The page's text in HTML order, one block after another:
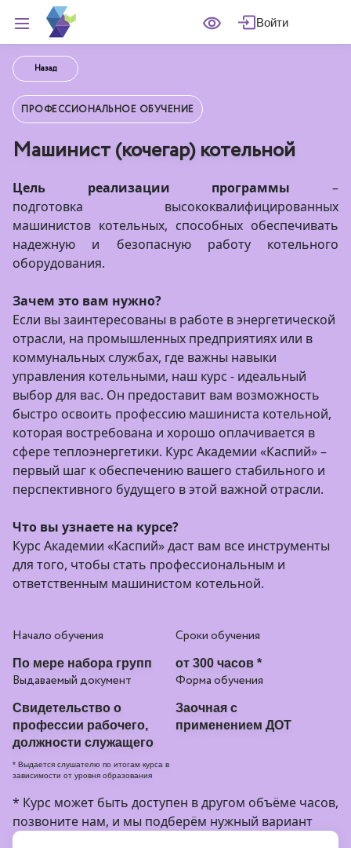
Войти
Назад
ПРОФЕССИОНАЛЬНОЕ ОБУЧЕНИЕ
Машинист (кочегар) котельной
Цель реализации программы –
подготовка высококвалифицированных
машинистов котельных, способных обеспечивать
надежную и безопасную работу котельного
оборудования.
Зачем это вам нужно?
Если вы заинтересованы в работе в энергетической
отрасли, на промышленных предприятиях или в
коммунальных службах, где важны навыки
управления котельными, наш курс - идеальный
выбор для вас. Он предоставит вам возможность
быстро освоить профессию машиниста котельной,
которая востребована и хорошо оплачивается в
сфере теплоэнергетики. Курс Академии «Каспий» –
первый шаг к обеспечению вашего стабильного и
перспективного будущего в этой важной отрасли.
Что вы узнаете на курсе?
Курс Академии «Каспий» даст вам все инструменты
для того, чтобы стать профессиональным и
ответственным машинистом котельной.
Начало обучения
По мере набора групп
Сроки обучения
от 300 часов *
Форма обучения
Заочная с
применением ДОТ
Выдаваемый документ
Свидетельство о
профессии рабочего,
должности служащего
* Выдается слушателю по итогам курса в
зависимости от уровня образования
* Курс может быть доступен в другом объёме часов,
позвоните нам, и мы подберём нужный вариант